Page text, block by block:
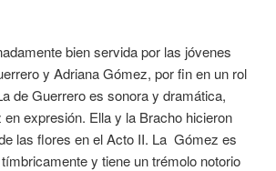
bien servida por las jóvenes
y Adriana Gómez, por fin en un rol
de Guerrero es sonora y dramática,
expresión. Ella y la Bracho hicieron
las flores en el Acto II. La Gómez es
y tiene un trémolo notorio